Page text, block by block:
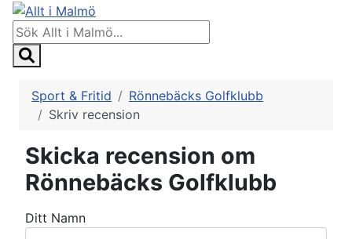
Sport & Fritid
Rönnebäcks Golfklubb
Skriv recension
Skicka recension om
Rönnebäcks Golfklubb
Ditt Namn